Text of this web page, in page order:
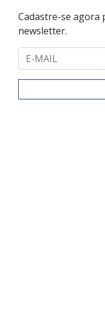
Cadastre-se agora
newsletter.